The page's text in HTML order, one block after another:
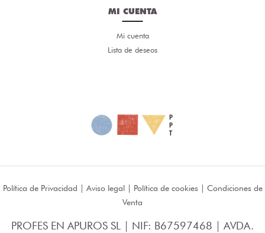
MI CUENTA
Mi cuenta
Lista de deseos
Política de Privacidad | Aviso legal| Política de cookies | Condiciones de
Venta
PROFES EN APUROS SL | NIF: B67597468 | AVDA.